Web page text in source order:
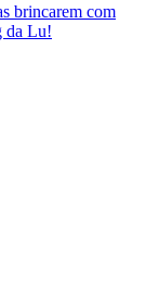
brincarem com
da Lu!